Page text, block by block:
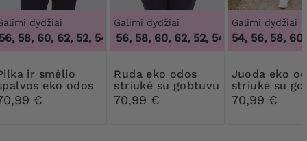
dydžiai
58, 60, 62,52, 54, 56, 58, 60, 62
eko odos
su gobtuvu
€
Galimi dydžiai
52, 54, 56, 58, 60, 62,52, 54, 56, 58, 60, 62
Ruda eko odos
striukė su gobtuvu
70,99 €
Galimi dydžiai
54, 56, 58,
Juoda eko odos
striukė su
70,99 €